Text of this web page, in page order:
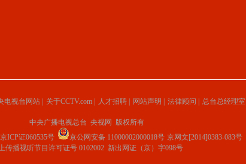
电视台网站 关于CCTV.com 人才招聘 网站声明 法律顾问 总台总经理室
中央广播电视总台 央视网 版权所有
京ICP证060535号 京公网安备 11000002000018号 京网文[2014]0383-083号
传播视听节目许可证号 0102002 新出网证（京）字098号